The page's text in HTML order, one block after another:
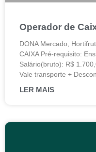
Operador de
DONA Mercado,
CAIXA Pré-requisito:
Salário(bruto): R$
Vale transporte +
LER MAIS